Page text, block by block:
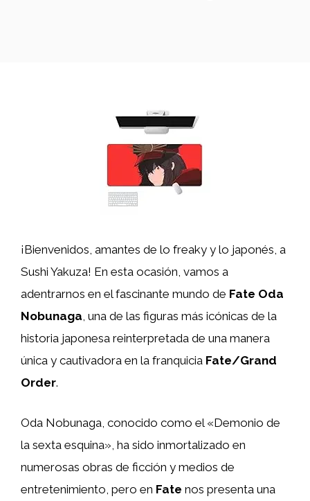
¡Bienvenidos, amantes de lo freaky y lo japonés, a
Sushi Yakuza! En esta ocasión, vamos a
adentrarnos en el fascinante mundo de Fate Oda
Nobunaga, una de las figuras más icónicas de la
historia japonesa reinterpretada de una manera
única y cautivadora en la franquicia Fate/Grand
Order.
Oda Nobunaga, conocido como el «Demonio de
la sexta esquina», ha sido inmortalizado en
numerosas obras de ficción y medios de
entretenimiento, pero en Fate nos presenta una